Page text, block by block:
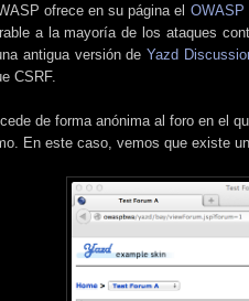
ofrece en su página el OWASP
a la mayoría de los ataques
antigua versión deYazd
CSRF.
de forma anónima al foro en el
En este caso, vemos que existe